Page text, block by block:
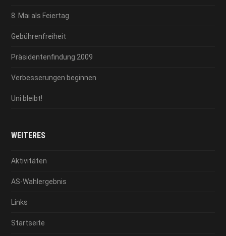
8. Mai als Feiertag
Gebührenfreiheit
Präsidentenfindung 2009
Verbesserungen beginnen
Uni bleibt!
WEITERES
Aktivitäten
AS-Wahlergebnis
Links
Startseite